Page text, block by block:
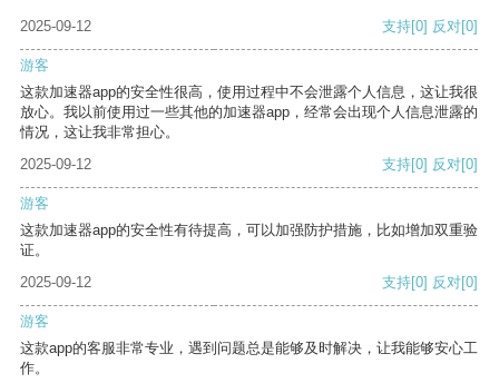
2025-09-12 支持[0] 反对[0]
游客
这款加速器app的安全性很高，使用过程中不会泄露个人信息，这让我很
放心。我以前使用过一些其他的加速器app，经常会出现个人信息泄露的
情况，这让我非常担心。
2025-09-12
支持[0] 反对[0]
游客
这款加速器app的安全性有待提高，可以加强防护措施，比如增加双重验
证。
2025-09-12
支持[0] 反对[0]
游客
这款app的客服非常专业，遇到问题总是能够及时解决，让我能够安心工
作。